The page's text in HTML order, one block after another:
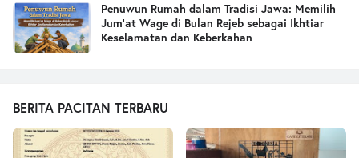
Penuwun Rumah dalam Tradisi Jawa: Memilih
Jum’at Wage di Bulan Rejeb sebagai Ikhtiar
Keselamatan dan Keberkahan
BERITA PACITAN TERBARU